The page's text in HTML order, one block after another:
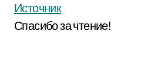
Источник
Спасибо за чтение!